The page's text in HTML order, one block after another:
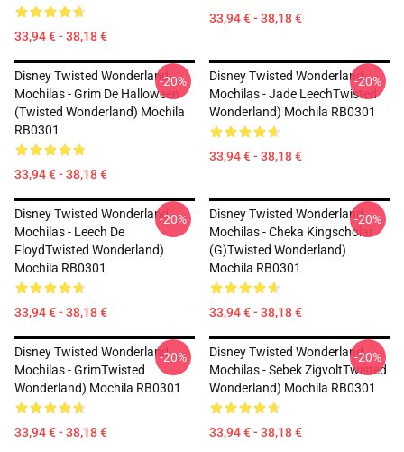
33,94 € - 38,18 €
33,94 € - 38,18 €
Disney Twisted Wonderland
Mochilas - Grim De Halloween
(Twisted Wonderland) Mochila
RB0301
33,94 € - 38,18 €
-20%
Disney Twisted Wonderland
Mochilas - Jade LeechTwisted
Wonderland) Mochila RB0301
33,94 € - 38,18 €
-20%
Disney Twisted Wonderland
Mochilas - Leech De
FloydTwisted Wonderland)
Mochila RB0301
33,94 € - 38,18 €
-20%
Disney Twisted Wonderland
Mochilas - Cheka Kingscholar
(G)Twisted Wonderland)
Mochila RB0301
33,94 € - 38,18 €
-20%
Disney Twisted Wonderland
Mochilas - GrimTwisted
Wonderland) Mochila RB0301
33,94 € - 38,18 €
-20%
Disney Twisted Wonderland
Mochilas - Sebek ZigvoltTwisted
Wonderland) Mochila RB0301
33,94 € - 38,18 €
-20%